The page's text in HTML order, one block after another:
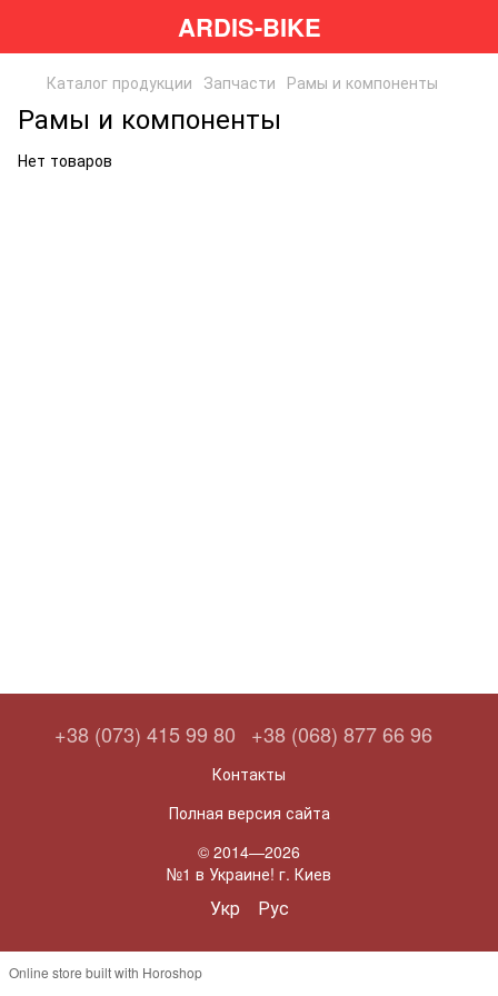
ARDIS-BIKE
Каталог продукции Запчасти Рамы и компоненты
Рамы и компоненты
Нет товаров
+38 (073) 415 99 80 +38 (068) 877 66 96
Контакты
Полная версия сайта
© 2014—2026
№1 в Украине! г. Киев
Укр Рус
Online store built with Horoshop